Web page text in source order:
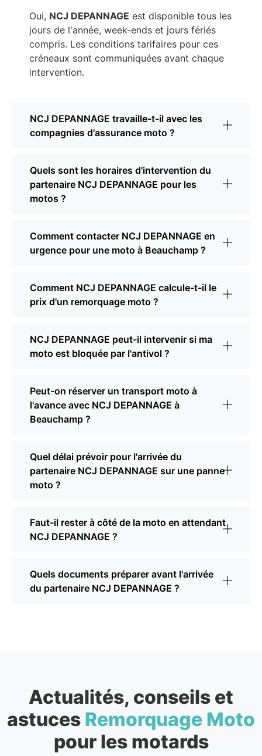
Oui, NCJ DEPANNAGE est disponible tous les
jours de l'année, week-ends et jours fériés
compris. Les conditions tarifaires pour ces
créneaux sont communiquées avant chaque
intervention.
NCJ DEPANNAGE travaille-t-il avec les
compagnies d'assurance moto ?
Quels sont les horaires d'intervention du
partenaire NCJ DEPANNAGE pour les
motos ?
Comment contacter NCJ DEPANNAGE en
urgence pour une moto à Beauchamp ?
Comment NCJ DEPANNAGE calcule-t-il le
prix d'un remorquage moto ?
NCJ DEPANNAGE peut-il intervenir si ma
moto est bloquée par l'antivol ?
Peut-on réserver un transport moto à
l'avance avec NCJ DEPANNAGE à
Beauchamp ?
Quel délai prévoir pour l'arrivée du
partenaire NCJ DEPANNAGE sur une panne
moto ?
Faut-il rester à côté de la moto en attendant
NCJ DEPANNAGE ?
Quels documents préparer avant l'arrivée
du partenaire NCJ DEPANNAGE ?
Actualités, conseils et
astuces Remorquage Moto
pour les motards